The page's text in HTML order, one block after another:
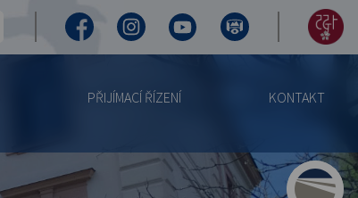
PŘIJÍMACÍ ŘÍZENÍ KONTAKT
hledaný text...
FacebookInstagramYoutubeVirtuální
155
výročí